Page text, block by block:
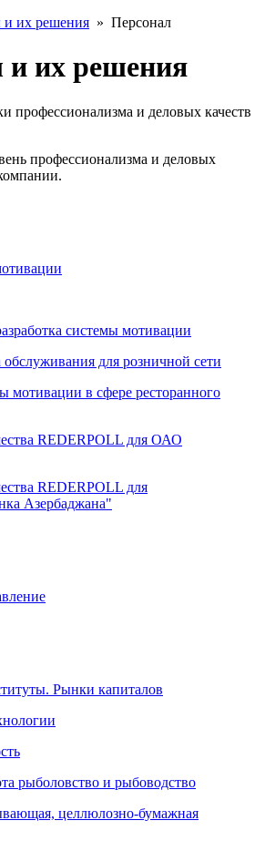
их решения » Персонал
их решения
профессионализма и деловых качеств
профессионализма и деловых
системы мотивации
для розничной сети
мотивации в сфере ресторанного
REDERPOLL для ОАО
REDERPOLL для
Азербаджана"
Рынки капиталов
рыболовство и рыбоводство
целлюлозно-бумажная